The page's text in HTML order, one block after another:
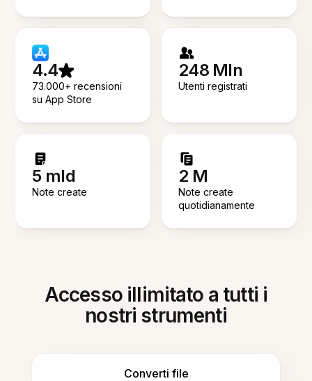
4.4
73.000+ recensioni
su App Store
248 Mln
Utenti registrati
5 mld
Note create
2 M
Note create
quotidianamente
Accesso illimitato a tutti i
nostri strumenti
Converti file